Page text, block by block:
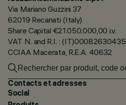
Via Mariano Guzzini 37
62019 Recanati (Italy)
Share Capital €21.050.000,00 i.v.
VAT N. and R.I. : (IT)00082630435
CCIAA Macerata, R.E.A. 40632
Contacts et adresses
Social